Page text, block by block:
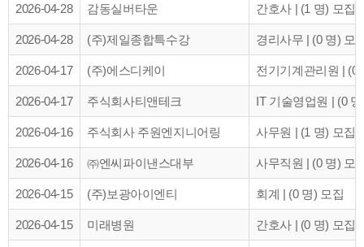
2026-04-28 감동실버타운 간호사 | (1 명) 모집
2026-04-28 (주)제일종합특수강 경리사무 | (0 명) 모
2026-04-17 (주)에스디케이 전기기계관리원 | (0
2026-04-17 주식회사티앤테크 IT 기술영업원 | (0
2026-04-16 주식회사 주원엔지니어링 사무원 | (1 명) 모집
2026-04-16 ㈜엔씨파이낸스대부 사무직원 | (0 명) 모
2026-04-15 (주)보광아이엔티 회계 | (0 명) 모집
2026-04-15 미래병원 간호사 | (0 명) 모집